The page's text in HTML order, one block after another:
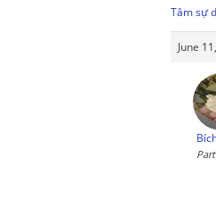
Tâm sự
June